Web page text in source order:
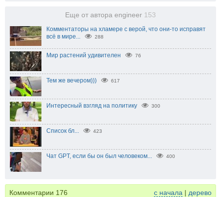
Еще от автора engineer 153
Комментаторы на хламере с верой, что они-то исправят
всё в мире...
288
Мир растений удивителен 76
Тем же вечером))) 617
Интересный взгляд на политику 300
Список бл... 423
Чат GPT, если бы он был человеком... 400
Комментарии 176 с начала | дерево